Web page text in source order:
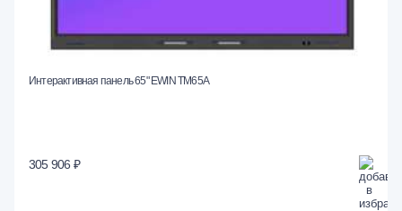
Интерактивная панель 65" EWIN TM65A
305 906 ₽